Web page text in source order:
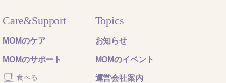
Care&Support
MOMのケア
MOMのサポート
食べる
Topics
お知らせ
MOMのイベント
運営会社案内